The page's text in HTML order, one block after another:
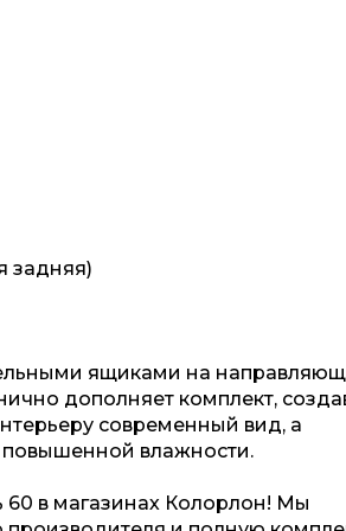
задняя)
ящиками на
дополняет комплект,
современный вид, а
повышенной влажности.
60 в магазинах Колорлон! Мы